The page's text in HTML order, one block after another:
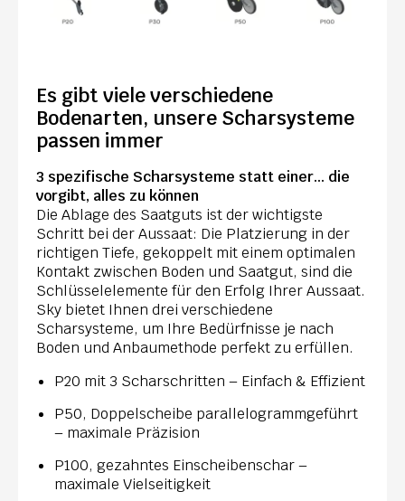
Es gibt viele verschiedene
Bodenarten, unsere Scharsysteme
passen immer
3 spezifische Scharsysteme statt einer... die
vorgibt, alles zu können
Die Ablage des Saatguts ist der wichtigste
Schritt bei der Aussaat: Die Platzierung in der
richtigen Tiefe, gekoppelt mit einem optimalen
Kontakt zwischen Boden und Saatgut, sind die
Schlüsselelemente für den Erfolg Ihrer Aussaat.
Sky bietet Ihnen drei verschiedene
Scharsysteme, um Ihre Bedürfnisse je nach
Boden und Anbaumethode perfekt zu erfüllen.
P20 mit 3 Scharschritten – Einfach & Effizient
P50, Doppelscheibe parallelogrammgeführt
– maximale Präzision
P100, gezahntes Einscheibenschar –
maximale Vielseitigkeit